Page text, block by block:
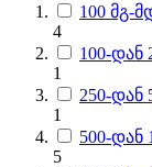
100 მგ-
4
100-დან
1
250-დან
1
500-დან
5